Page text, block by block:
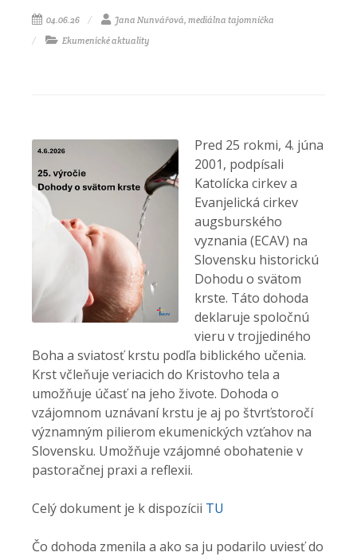
04.06.26
Jana Nunvářová, mediálna tajomníčka
Ekumenické aktuality
Pred 25 rokmi, 4. júna
2001, podpísali
Katolícka cirkev a
Evanjelická cirkev
augsburského
vyznania (ECAV) na
Slovensku historickú
Dohodu o svätom
krste. Táto dohoda
deklaruje spoločnú
vieru v trojjediného
Boha a sviatosť krstu podľa biblického učenia.
Krst včleňuje veriacich do Kristovho tela a
umožňuje účasť na jeho živote. Dohoda o
vzájomnom uznávaní krstu je aj po štvrťstoročí
významným pilierom ekumenických vzťahov na
Slovensku. Umožňuje vzájomné obohatenie v
pastoračnej praxi a reflexii.
Celý dokument je k dispozícii TU
Čo dohoda zmenila a ako sa ju podarilo uviesť do